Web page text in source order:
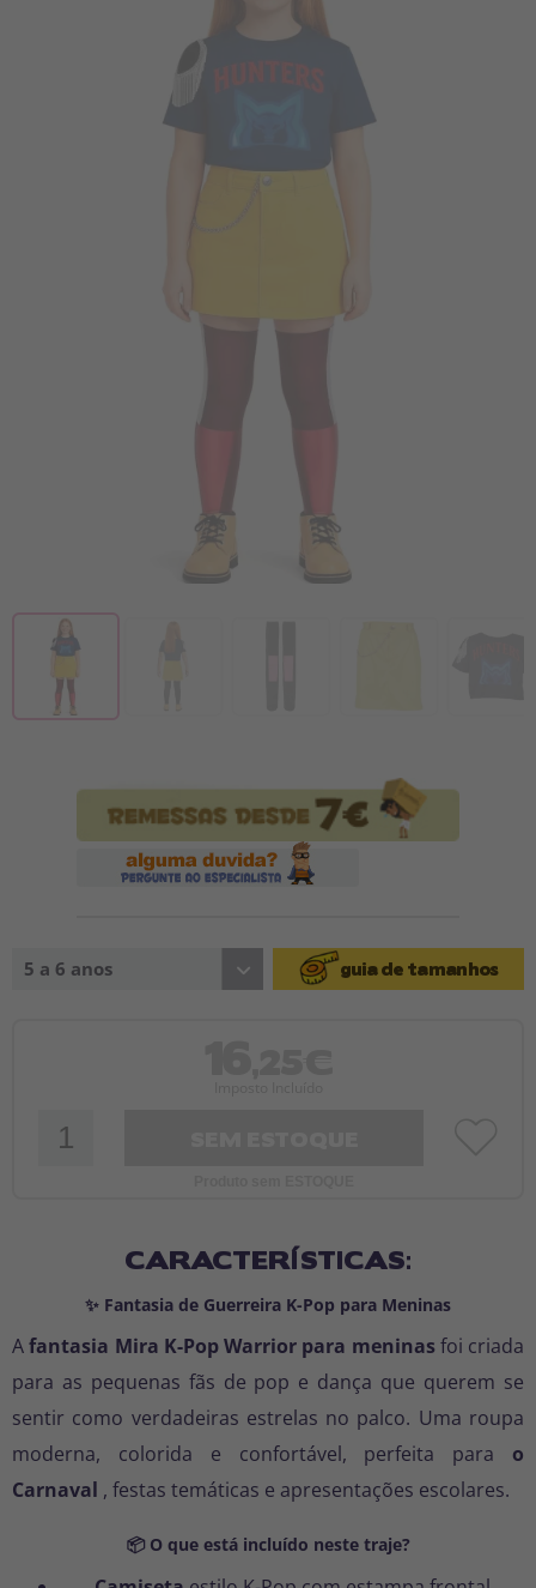
CRIAR CONTA
5 a 6 anos guia de tamanhos
CARACTERÍSTICAS:
✨ Fantasia de Guerreira K-Pop para Meninas
Afantasia Mira K-Pop Warrior para meninasfoi criada
para as pequenas fãs de pop e dança que querem se
sentir como verdadeiras estrelas no palco. Uma roupa
moderna, colorida e confortável, perfeita para o
Carnaval , festas temáticas e apresentações escolares.
📦 O que está incluído neste traje?